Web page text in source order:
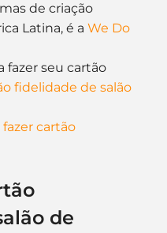
de criação
Latina, é a We Do
fazer seu cartão
fidelidade de salão
cartão
de